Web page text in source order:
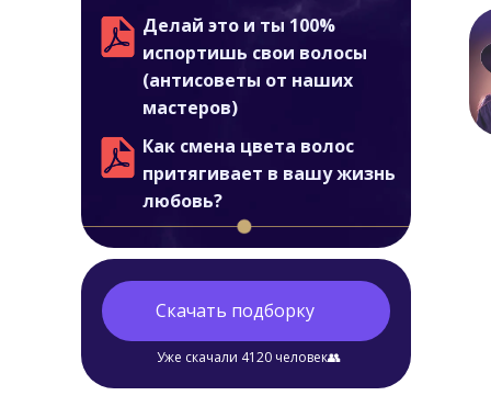
Уже скачали 4120 человек👥
Как смена цвета волос
притягивает в вашу жизнь
любовь?
Делай это и ты 100%
испортишь свои волосы
(антисоветы от наших
мастеров)
Скачать подборку